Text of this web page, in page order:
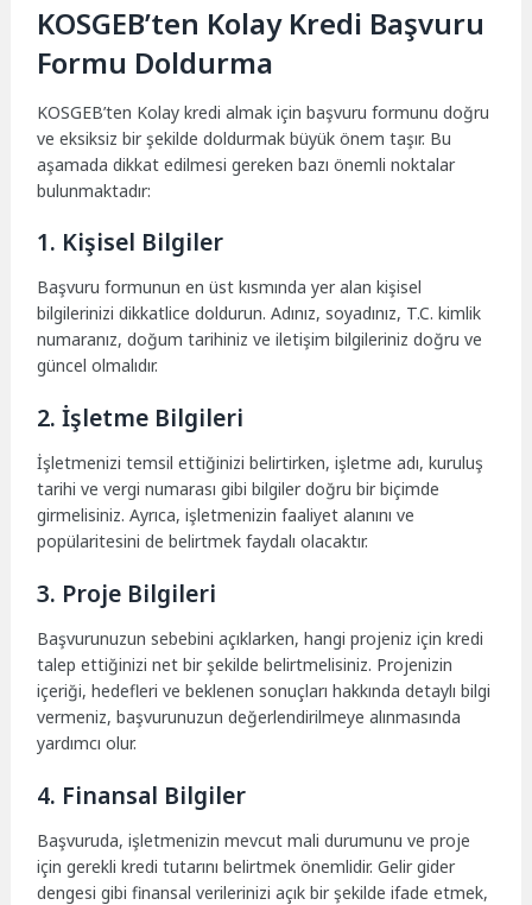
KOSGEB’ten Kolay Kredi Başvuru
Formu Doldurma
KOSGEB’ten Kolay kredi almak için başvuru formunu doğru
ve eksiksiz bir şekilde doldurmak büyük önem taşır. Bu
aşamada dikkat edilmesi gereken bazı önemli noktalar
bulunmaktadır:
1. Kişisel Bilgiler
Başvuru formunun en üst kısmında yer alan kişisel
bilgilerinizi dikkatlice doldurun. Adınız, soyadınız, T.C. kimlik
numaranız, doğum tarihiniz ve iletişim bilgileriniz doğru ve
güncel olmalıdır.
2. İşletme Bilgileri
İşletmenizi temsil ettiğinizi belirtirken, işletme adı, kuruluş
tarihi ve vergi numarası gibi bilgiler doğru bir biçimde
girmelisiniz. Ayrıca, işletmenizin faaliyet alanını ve
popülaritesini de belirtmek faydalı olacaktır.
3. Proje Bilgileri
Başvurunuzun sebebini açıklarken, hangi projeniz için kredi
talep ettiğinizi net bir şekilde belirtmelisiniz. Projenizin
içeriği, hedefleri ve beklenen sonuçları hakkında detaylı bilgi
vermeniz, başvurunuzun değerlendirilmeye alınmasında
yardımcı olur.
4. Finansal Bilgiler
Başvuruda, işletmenizin mevcut mali durumunu ve proje
için gerekli kredi tutarını belirtmek önemlidir. Gelir gider
dengesi gibi finansal verilerinizi açık bir şekilde ifade etmek,